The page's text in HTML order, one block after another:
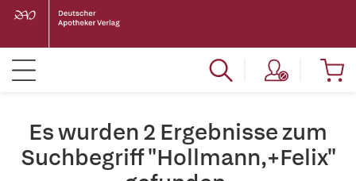
Es wurden 2 Ergebnisse zum
Suchbegriff "Hollmann,+Felix"